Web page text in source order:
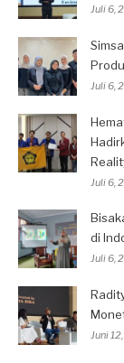
Juli 6,
Juli 6,
Juli 6,
di
Juli 6,
Juni